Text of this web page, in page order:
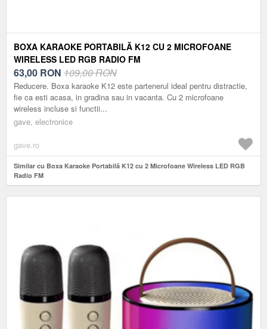
BOXA KARAOKE PORTABILĂ K12 CU 2 MICROFOANE
WIRELESS LED RGB RADIO FM
63,00 RON 109,00 RON
Reducere. Boxa karaoke K12 este partenerul ideal pentru distractie,
fie ca esti acasa, in gradina sau in vacanta. Cu 2 microfoane
wireless incluse si functii...
gave, electronice
gave.ro
Similar cu Boxa Karaoke Portabilă K12 cu 2 Microfoane Wireless LED RGB
Radio FM